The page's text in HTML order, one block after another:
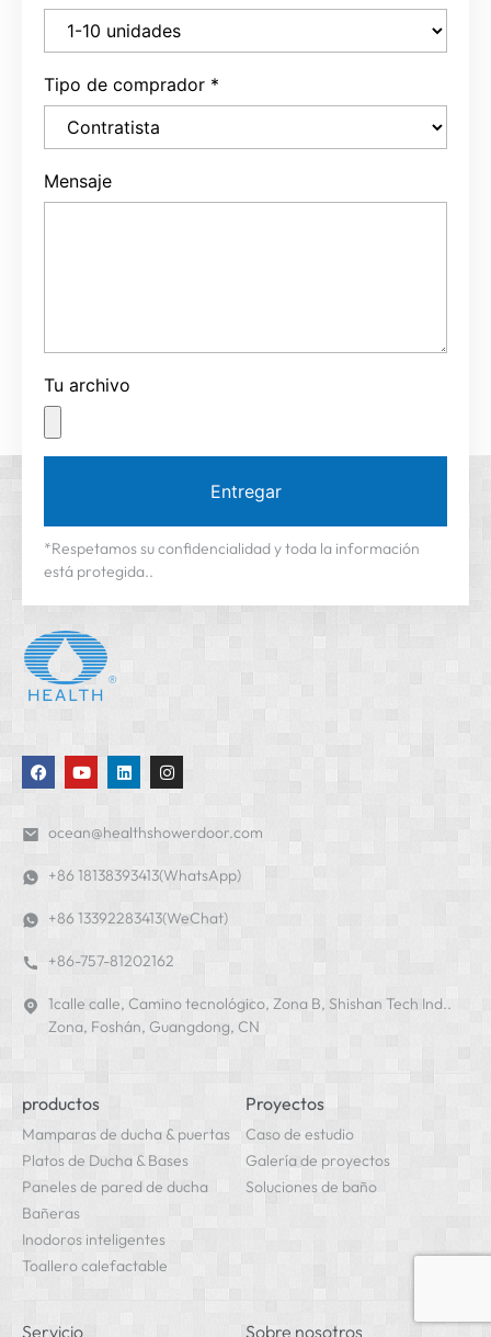
Tipo de comprador *
Mensaje
Tu archivo
Entregar
*Respetamos su confidencialidad y toda la información
está protegida..
ocean@healthshowerdoor.com
+86 18138393413(WhatsApp)
+86 13392283413(WeChat)
+86-757-81202162
1calle calle, Camino tecnológico, Zona B, Shishan Tech Ind..
Zona, Foshán, Guangdong, CN
productos
Mamparas de ducha & puertas
Platos de Ducha & Bases
Paneles de pared de ducha
Bañeras
Inodoros inteligentes
Toallero calefactable
Proyectos
Caso de estudio
Galería de proyectos
Soluciones de baño
Servicio Sobre nosotros